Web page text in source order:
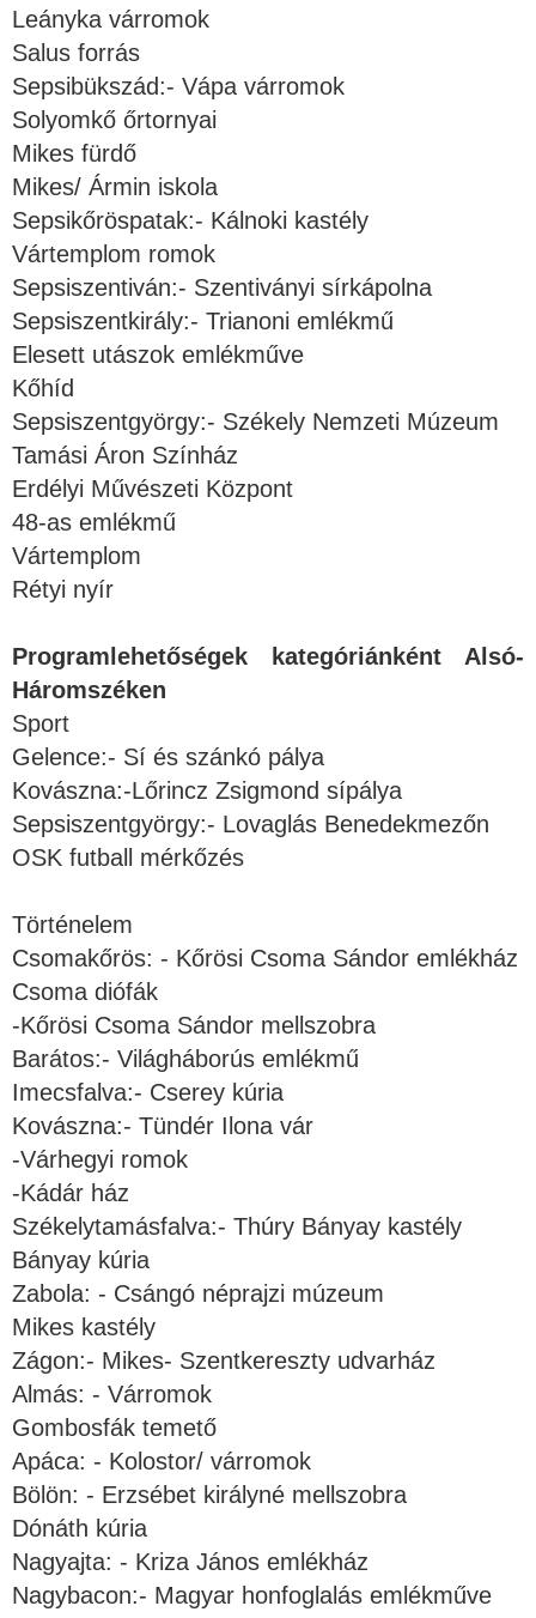
Leányka várromok
Salus forrás
Sepsibükszád:- Vápa várromok
Solyomkő őrtornyai
Mikes fürdő
Mikes/ Ármin iskola
Sepsikőröspatak:- Kálnoki kastély
Vártemplom romok
Sepsiszentiván:- Szentiványi sírkápolna
Sepsiszentkirály:- Trianoni emlékmű
Elesett utászok emlékműve
Kőhíd
Sepsiszentgyörgy:- Székely Nemzeti Múzeum
Tamási Áron Színház
Erdélyi Művészeti Központ
48-as emlékmű
Vártemplom
Rétyi nyír
Programlehetőségek kategóriánként Alsó-
Háromszéken
Sport
Gelence:- Sí és szánkó pálya
Kovászna:-Lőrincz Zsigmond sípálya
Sepsiszentgyörgy:- Lovaglás Benedekmezőn
OSK futball mérkőzés
Történelem
Csomakőrös: - Kőrösi Csoma Sándor emlékház
Csoma diófák
-Kőrösi Csoma Sándor mellszobra
Barátos:- Világháborús emlékmű
Imecsfalva:- Cserey kúria
Kovászna:- Tündér Ilona vár
-Várhegyi romok
-Kádár ház
Székelytamásfalva:- Thúry Bányay kastély
Bányay kúria
Zabola: - Csángó néprajzi múzeum
Mikes kastély
Zágon:- Mikes- Szentkereszty udvarház
Almás: - Várromok
Gombosfák temető
Apáca: - Kolostor/ várromok
Bölön: - Erzsébet királyné mellszobra
Dónáth kúria
Nagyajta: - Kriza János emlékház
Nagybacon:- Magyar honfoglalás emlékműve